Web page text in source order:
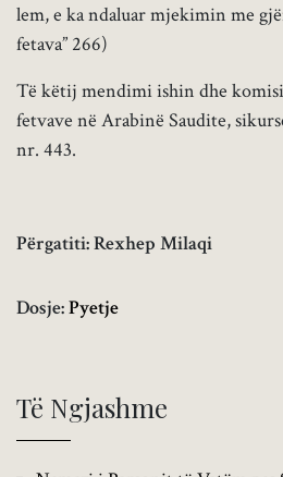
lem, e ka ndaluar mjekimin me
fetava” 266)
Të këtij mendimi ishin dhe
fetvave në Arabinë Saudite,
nr. 443.
Përgatiti: Rexhep Milaqi
Dosje:Pyetje
Të Ngjashme